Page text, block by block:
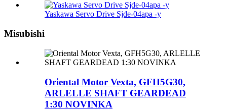
Yaskawa Servo Drive Sjde-04apa -y
Misubishi
Oriental Motor Vexta, GFH5G30,
ARLELLE SHAFT GEARDEAD
1:30 NOVINKA